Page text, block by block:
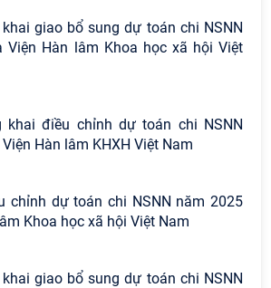
giao bổ sung dự toán chi NSNN
Viện Hàn lâm Khoa học xã hội Việt
khai điều chỉnh dự toán chi NSNN
Hàn lâm KHXH Việt Nam
chỉnh dự toán chi NSNN năm 2025
Khoa học xã hội Việt Nam
giao bổ sung dự toán chi NSNN